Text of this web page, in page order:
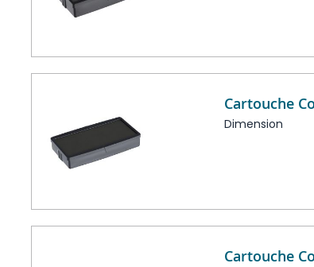
Cartouche
Dimension
Cartouche